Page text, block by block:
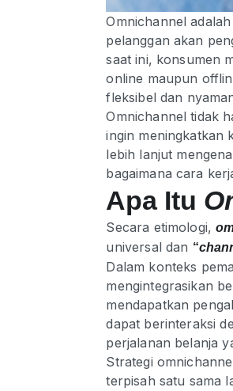
Omnichannel
pelanggan akan
saat ini, konsumen
online maupun
fleksibel dan
Omnichannel tidak
ingin meningkatkan
lebih lanjut
bagaimana cara
Apa Itu
Secara etimologi,
universal dan “
Dalam konteks
mengintegrasikan
mendapatkan
dapat berinteraksi
perjalanan belanja
Strategi
terpisah satu sama